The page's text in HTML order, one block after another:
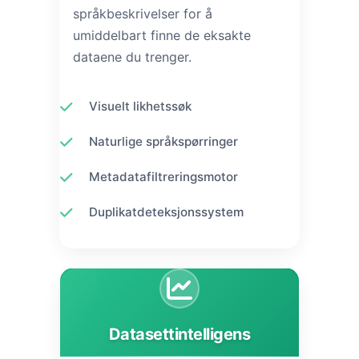
språkbeskrivelser for å
umiddelbart finne de eksakte
dataene du trenger.
Visuelt likhetssøk
Naturlige språkspørringer
Metadatafiltreringsmotor
Duplikatdeteksjonssystem
Datasettintelligens